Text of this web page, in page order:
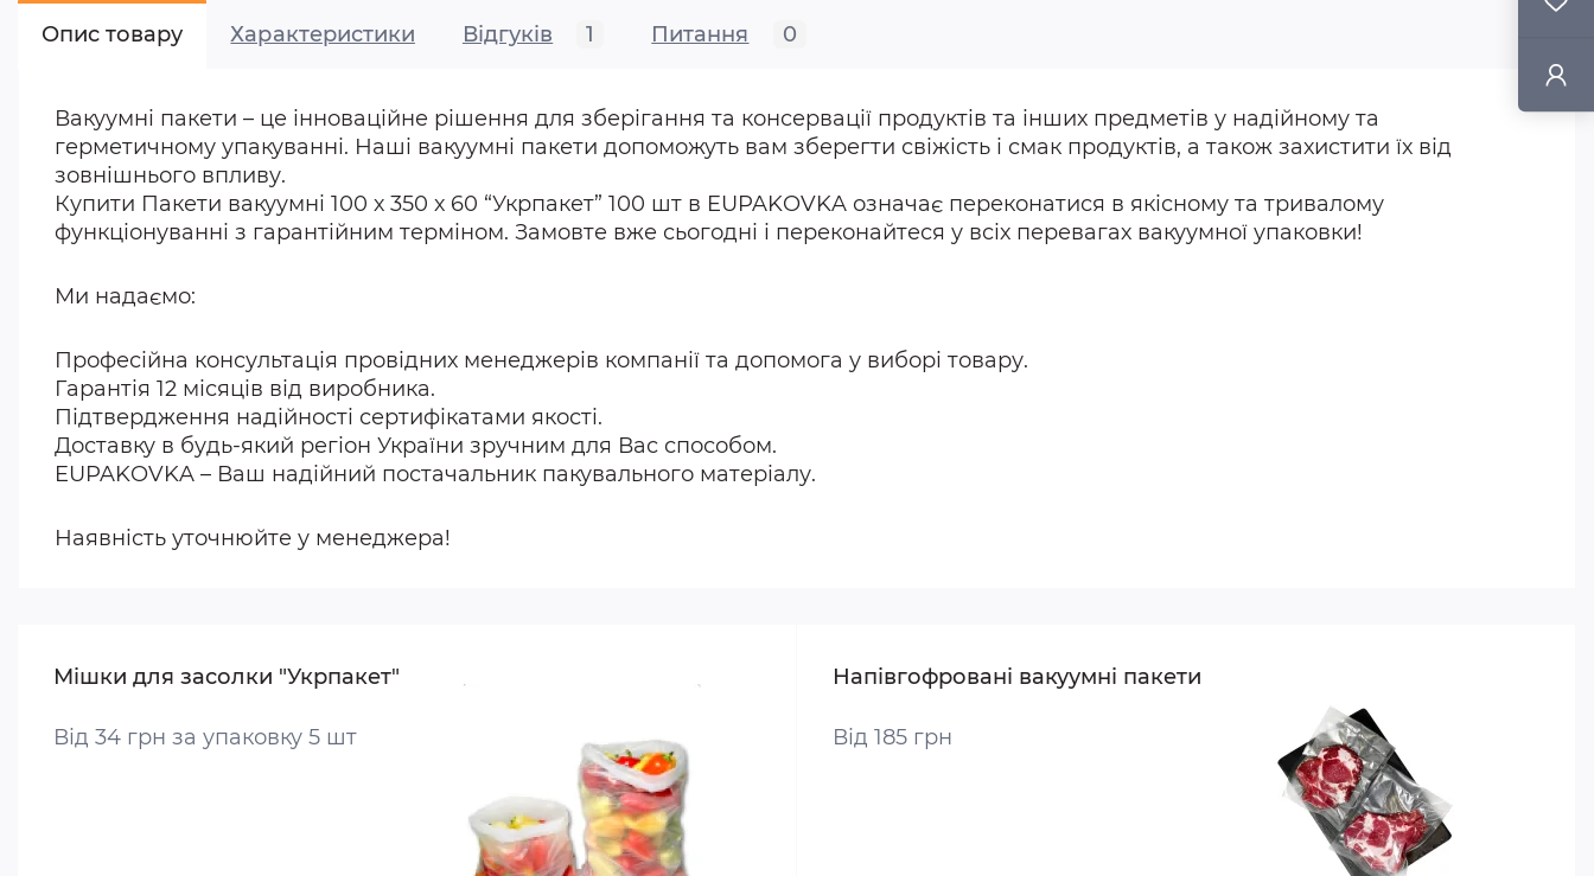
Опис товару Характеристики Відгуків 1 Питання 0
Вакуумні пакети – це інноваційне рішення для зберігання та консервації продуктів та інших предметів у надійному та
герметичному упакуванні. Наші вакуумні пакети допоможуть вам зберегти свіжість і смак продуктів, а також захистити їх від
зовнішнього впливу.
Купити Пакети вакуумні 100 х 350 х 60 “Укрпакет” 100 шт в EUPAKOVKA означає переконатися в якісному та тривалому
функціонуванні з гарантійним терміном. Замовте вже сьогодні і переконайтеся у всіх перевагах вакуумної упаковки!
Ми надаємо:
Професійна консультація провідних менеджерів компанії та допомога у виборі товару.
Гарантія 12 місяців від виробника.
Підтвердження надійності сертифікатами якості.
Доставку в будь-який регіон України зручним для Вас способом.
EUPAKOVKA – Ваш надійний постачальник пакувального матеріалу.
Наявність уточнюйте у менеджера!
Мішки для засолки "Укрпакет"
Від 34 грн за упаковку 5 шт
Напівгофровані вакуумні пакети
Від 185 грн